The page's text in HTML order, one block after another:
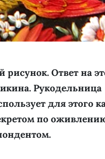
Ответ на
Рукодельница
для этого
по